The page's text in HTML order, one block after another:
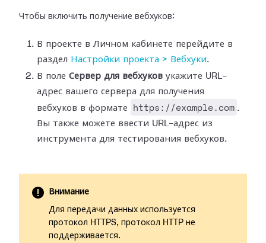
Чтобы включить получение вебхуков:
В проекте в Личном кабинете перейдите в
раздел Настройки проекта > Вебхуки.
В поле Сервер для вебхуков укажите URL-
адрес вашего сервера для получения
вебхуков в формате
https://example.com .
Вы также можете ввести URL-адрес из
инструмента для тестирования вебхуков.
Внимание
Для передачи данных используется
протокол HTTPS, протокол HTTP не
поддерживается.